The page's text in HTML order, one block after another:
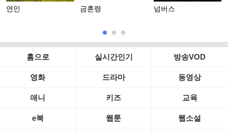
연인 금혼령 넘버스
홈으로 실시간인기 방송VOD
영화 드라마 동영상
애니 키즈 교육
e북 웹툰 웹소설